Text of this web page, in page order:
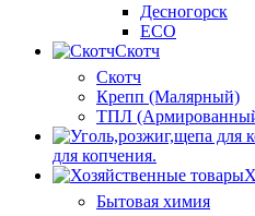
Десногорск
ECO
Скотч
Скотч
Крепп (Малярный)
ТПЛ
для копчения.
Бытовая химия